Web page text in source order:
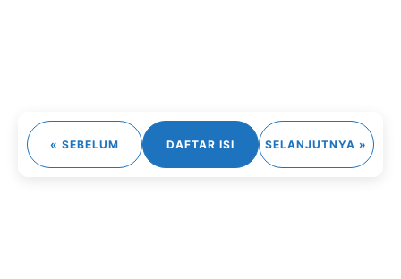
« SEBELUM DAFTAR ISI SELANJUTNYA »